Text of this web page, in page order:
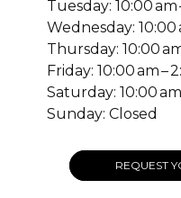
Tuesday: 10:00 am
Wednesday: 10:00
Thursday: 10:00
Friday: 10:00 am –
Saturday: 10:00
Sunday: Closed
REQUEST